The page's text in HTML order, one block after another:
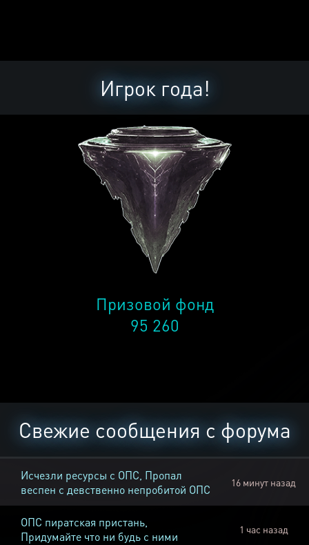
Игрок года!
Призовой фонд
95 260
Свежие сообщения с форума
Исчезли ресурсы с ОПС, Пропал
веспен с девственно непробитой ОПС
16 минут назад
ОПС пиратская пристань,
Придумайте что ни будь с ними
1 час назад